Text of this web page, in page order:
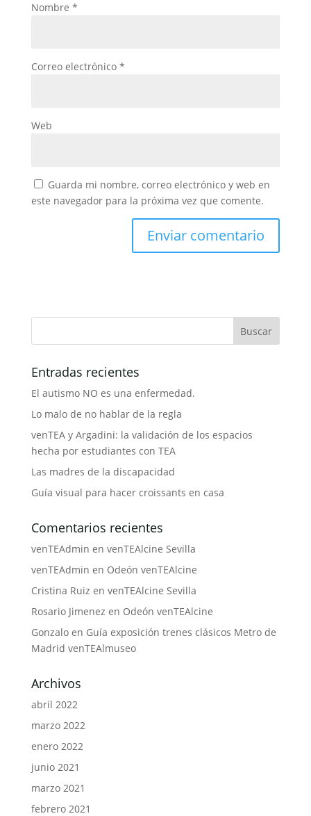
Nombre *
Correo electrónico *
Web
Guarda mi nombre, correo electrónico y web en
este navegador para la próxima vez que comente.
Entradas recientes
El autismo NO es una enfermedad.
Lo malo de no hablar de la regla
venTEA y Argadini: la validación de los espacios
hecha por estudiantes con TEA
Las madres de la discapacidad
Guía visual para hacer croissants en casa
Comentarios recientes
venTEAdmin en venTEAlcine Sevilla
venTEAdmin en Odeón venTEAlcine
Cristina Ruiz en venTEAlcine Sevilla
Rosario Jimenez en Odeón venTEAlcine
Gonzaloen Guía exposición trenes clásicos Metro de
Madrid venTEAlmuseo
Archivos
abril 2022
marzo 2022
enero 2022
junio 2021
marzo 2021
febrero 2021